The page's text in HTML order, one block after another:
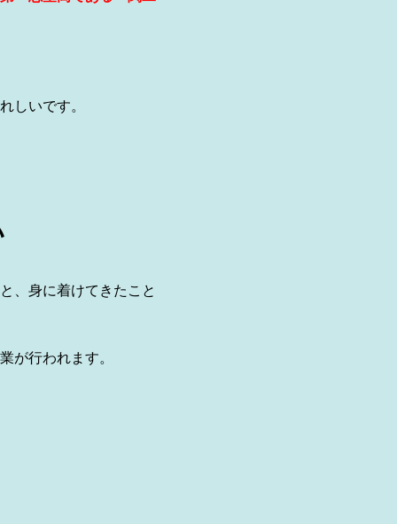
しいです。
、身に着けてきたこと
が行われます。